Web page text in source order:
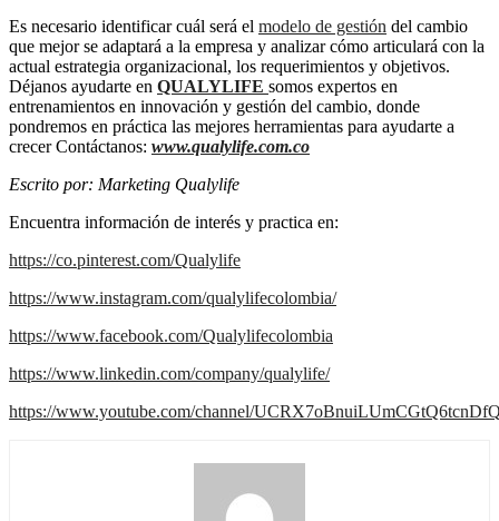
Es necesario identificar cuál será el modelo de gestión del cambio
que mejor se adaptará a la empresa y analizar cómo articulará con la
actual estrategia organizacional, los requerimientos y objetivos.
Déjanos ayudarte en QUALYLIFE somos expertos en
entrenamientos en innovación y gestión del cambio, donde
pondremos en práctica las mejores herramientas para ayudarte a
crecer Contáctanos: www.qualylife.com.co
Escrito por: Marketing Qualylife
Encuentra información de interés y practica en:
https://co.pinterest.com/Qualylife
https://www.instagram.com/qualylifecolombia/
https://www.facebook.com/Qualylifecolombia
https://www.linkedin.com/company/qualylife/
https://www.youtube.com/channel/